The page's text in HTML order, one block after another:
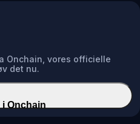
Onchain, vores officielle
det nu.
Onchain